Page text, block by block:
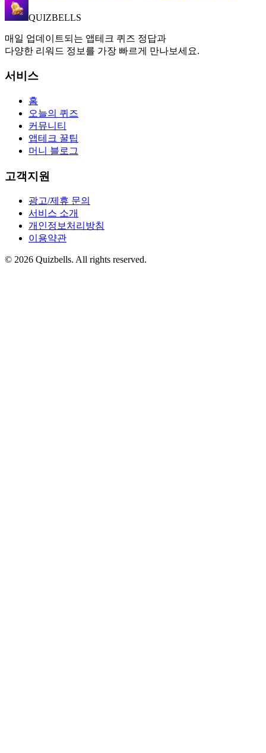
QUIZBELLS
매일 업데이트되는 앱테크 퀴즈 정답과
다양한 리워드 정보를 가장 빠르게 만나보세요.
서비스
홈
오늘의 퀴즈
커뮤니티
앱테크 꿀팁
머니 블로그
고객지원
광고/제휴 문의
서비스 소개
개인정보처리방침
이용약관
© 2026 Quizbells. All rights reserved.